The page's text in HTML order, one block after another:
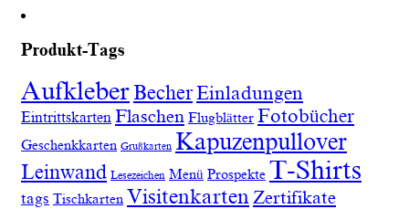
Produkt-Tags
Aufkleber BecherEinladungen
Eintrittskarten Flaschen Flugblätter Fotobücher
Geschenkkarten Grußkarten Kapuzenpullover
Leinwand Lesezeichen Menü Prospekte T-Shirts
tags Tischkarten Visitenkarten Zertifikate